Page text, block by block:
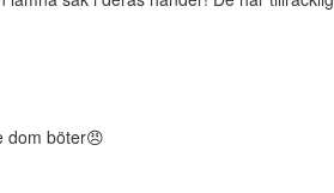
dom böter😠